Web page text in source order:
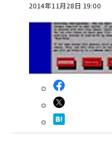
2014年11月28日 19:00